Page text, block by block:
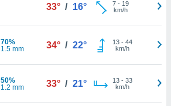
33° / 16° 7- 19
km/h
70%
1.5 mm
34° / 22° 13- 44
km/h
50%
1.2 mm
33° / 21° 13- 33
km/h